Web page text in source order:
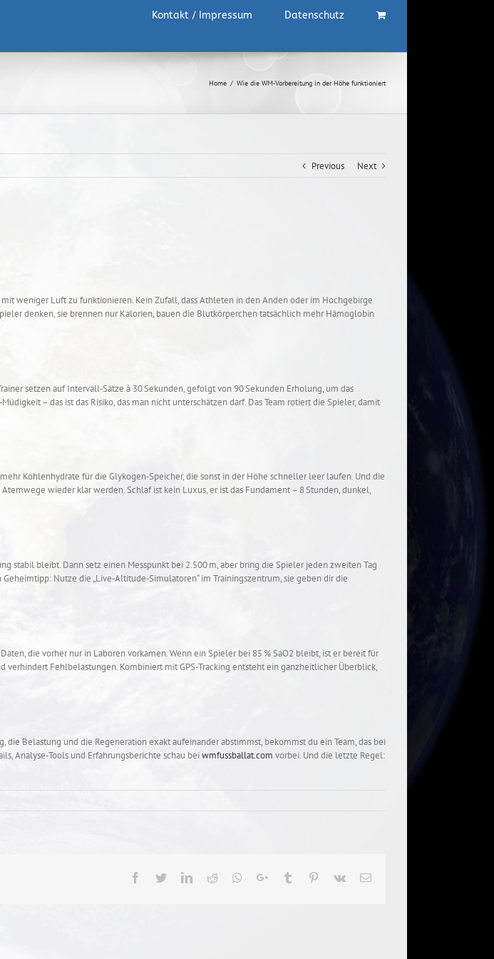
Kontakt / Impressum Datenschutz
Home / Wie die WM‑Vorbereitung in der Höhe funktioniert
Previous Next
weniger Luft zu funktionieren. Kein Zufall, dass Athleten in den Anden oder im Hochgebirge
denken, sie brennen nur Kalorien, bauen die Blutkörperchen tatsächlich mehr Hämoglobin
setzen auf Intervall‑Sätze à 30 Sekunden, gefolgt von 90 Sekunden Erholung, um das
– das ist das Risiko, das man nicht unterschätzen darf. Das Team rotiert die Spieler, damit
Kohlenhydrate für die Glykogen‑Speicher, die sonst in der Höhe schneller leer laufen. Und die
wieder klar werden. Schlaf ist kein Luxus, er ist das Fundament – 8 Stunden, dunkel,
stabil bleibt. Dann setz einen Messpunkt bei 2.500 m, aber bring die Spieler jeden zweiten Tag
Nutze die „Live‑Altitude‑Simulatoren“ im Trainingszentrum, sie geben dir die
die vorher nur in Laboren vorkamen. Wenn ein Spieler bei 85 % SaO2 bleibt, ist er bereit für
verhindert Fehlbelastungen. Kombiniert mit GPS‑Tracking entsteht ein ganzheitlicher Überblick,
die Belastung und die Regeneration exakt aufeinander abstimmst, bekommst du ein Team, das bei
Analyse‑Tools und Erfahrungsberichte schau beiwmfussballat.com vorbei. Und die letzte Regel:
Facebook
TwitterLinkedIn
Reddit Whatsapp
Google+Tumblr Pinterest
Vk Email